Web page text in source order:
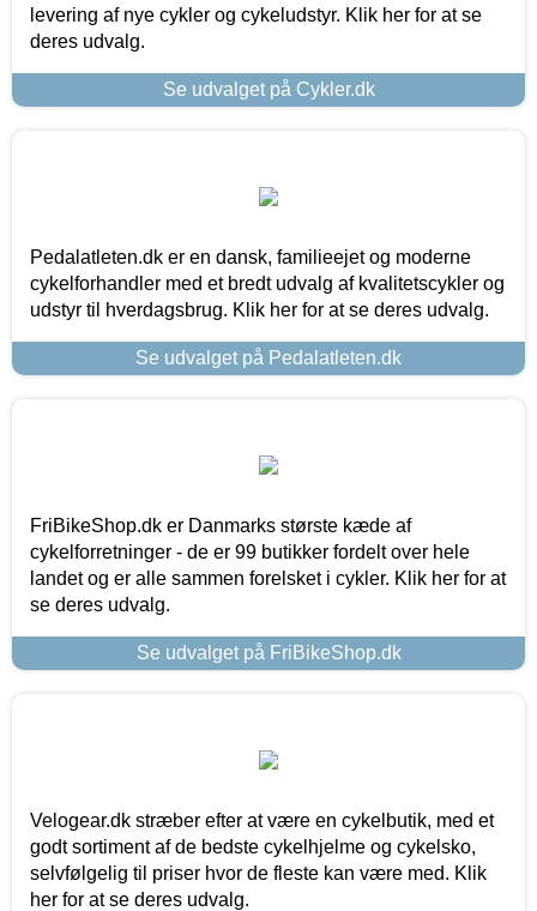
levering af nye cykler og cykeludstyr. Klik her for at se
deres udvalg.
Se udvalget på Cykler.dk
Pedalatleten.dk er en dansk, familieejet og moderne
cykelforhandler med et bredt udvalg af kvalitetscykler og
udstyr til hverdagsbrug. Klik her for at se deres udvalg.
Se udvalget på Pedalatleten.dk
FriBikeShop.dk er Danmarks største kæde af
cykelforretninger - de er 99 butikker fordelt over hele
landet og er alle sammen forelsket i cykler. Klik her for at
se deres udvalg.
Se udvalget på FriBikeShop.dk
Velogear.dk stræber efter at være en cykelbutik, med et
godt sortiment af de bedste cykelhjelme og cykelsko,
selvfølgelig til priser hvor de fleste kan være med. Klik
her for at se deres udvalg.